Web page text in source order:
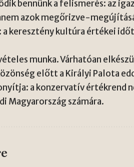
bennünk a felismerés: az
azok megőrizve-
a keresztény kultúra értékei
munka. Várhatóan
előtt a Királyi Palota
a konzervatív értékrend
Magyarország számára.